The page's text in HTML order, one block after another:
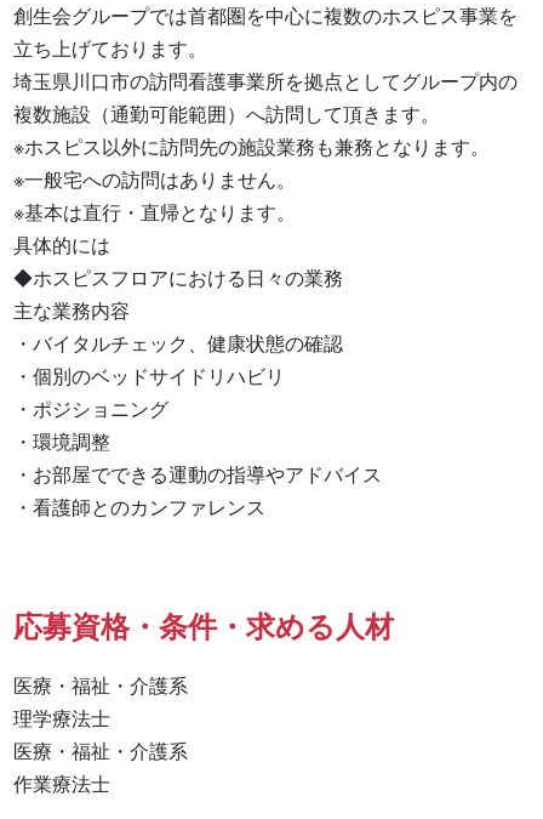
創生会グループでは首都圏を中心に複数のホスピス事業を
立ち上げております。
埼玉県川口市の訪問看護事業所を拠点としてグループ内の
複数施設（通勤可能範囲）へ訪問して頂きます。
※ホスピス以外に訪問先の施設業務も兼務となります。
※一般宅への訪問はありません。
※基本は直行・直帰となります。
具体的には
◆ホスピスフロアにおける日々の業務
主な業務内容
・バイタルチェック、健康状態の確認
・個別のベッドサイドリハビリ
・ポジショニング
・環境調整
・お部屋でできる運動の指導やアドバイス
・看護師とのカンファレンス
応募資格・条件・求める人材
医療・福祉・介護系
理学療法士
医療・福祉・介護系
作業療法士